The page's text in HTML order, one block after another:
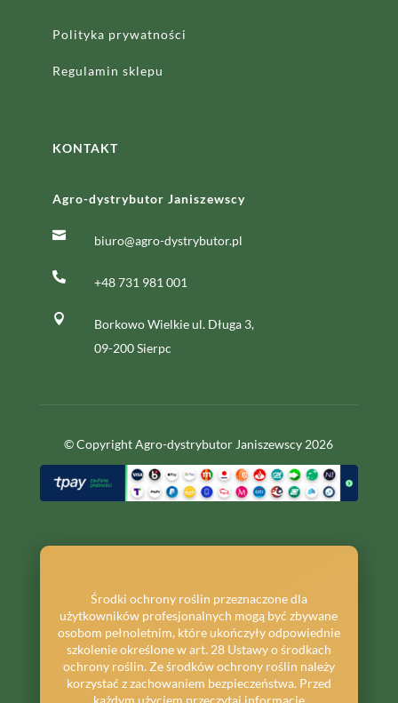
Polityka prywatności
Regulamin sklepu
KONTAKT
Agro-dystrybutor Janiszewscy
 biuro@agro-dystrybutor.pl
 +48 731 981 001

Borkowo Wielkie ul. Długa 3,
09-200 Sierpc
© Copyright Agro-dystrybutor Janiszewscy 2026
Środki ochrony roślin przeznaczone dla
użytkowników profesjonalnych mogą być zbywane
osobom pełnoletnim, które ukończyły odpowiednie
szkolenie określone w art. 28 Ustawy o środkach
ochrony roślin. Ze środków ochrony roślin należy
korzystać z zachowaniem bezpieczeństwa. Przed